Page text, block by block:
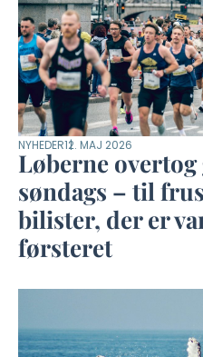
NYHEDER12. MAJ 2026
Løberne
søndags – til
bilister, der er
førsteret